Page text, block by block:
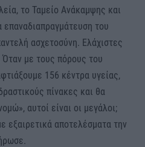
το Ταμείο Ανάκαμψης και
του
ασχετοσύνη. Ελάχιστες
Όταν με τους πόρους του
156 κέντρα υγείας,
πίνακες και θα
αυτοί είναι οι μεγάλοι;
εξαιρετικά αποτελέσματα την